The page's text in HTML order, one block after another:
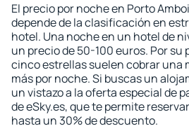
El precio por noche en Porto
depende de la clasificación en
hotel. Una noche en un hotel de
un precio de 50-100 euros. Por su
cinco estrellas suelen cobrar una
más por noche. Si buscas un
un vistazo a la oferta especial de
de eSky.es, que te permite
hasta un 30% de descuento.